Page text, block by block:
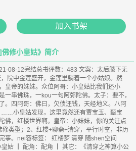
加入书架
佛修小皇姑》简介
08-12完结总书评数：483 文案：太后膝下无
院中金莲盛开，金莲里躺着一个小姑娘。然
皇帝的妹妹。众位阿哥：小皇姑比我们还小
一串佛珠，一kou一句阿弥陀佛。太子：要不，
。四阿哥：佛曰，欠债还钱，天经地义。八阿
小皇姑发现，这里竟然还有贾宝玉、甄宝
，红楼世界啊。皇帝：小妹妹，你的关注点
类型；2、红楼+聊斋+清穿，平行时空，非历
事。nei容标签： 红楼梦 清穿 随shen空间
姑 ┃ 配角：配角 ┃ 其它：《清穿之神算小公